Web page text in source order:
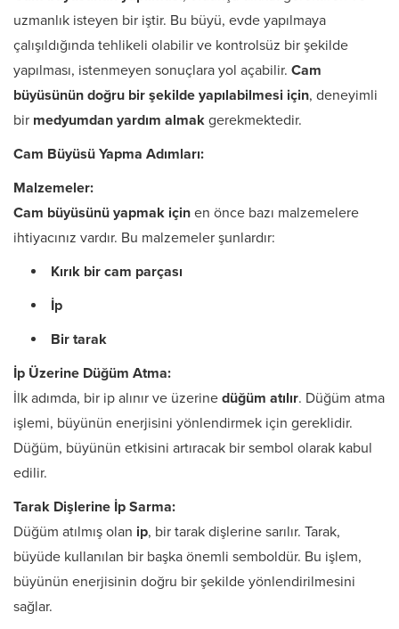
uzmanlık isteyen bir iştir. Bu büyü, evde yapılmaya
çalışıldığında tehlikeli olabilir ve kontrolsüz bir şekilde
yapılması, istenmeyen sonuçlara yol açabilir. Cam
büyüsünün doğru bir şekilde yapılabilmesi için, deneyimli
bir medyumdan yardım almak gerekmektedir.
Cam Büyüsü Yapma Adımları:
Malzemeler:
Cam büyüsünü yapmak için en önce bazı malzemelere
ihtiyacınız vardır. Bu malzemeler şunlardır:
Kırık bir cam parçası
İp
Bir tarak
İp Üzerine Düğüm Atma:
İlk adımda, bir ip alınır ve üzerine düğüm atılır. Düğüm atma
işlemi, büyünün enerjisini yönlendirmek için gereklidir.
Düğüm, büyünün etkisini artıracak bir sembol olarak kabul
edilir.
Tarak Dişlerine İp Sarma:
Düğüm atılmış olan ip, bir tarak dişlerine sarılır. Tarak,
büyüde kullanılan bir başka önemli semboldür. Bu işlem,
büyünün enerjisinin doğru bir şekilde yönlendirilmesini
sağlar.